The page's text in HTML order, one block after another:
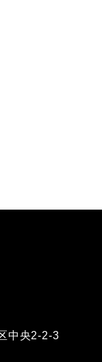
中央2-2-3